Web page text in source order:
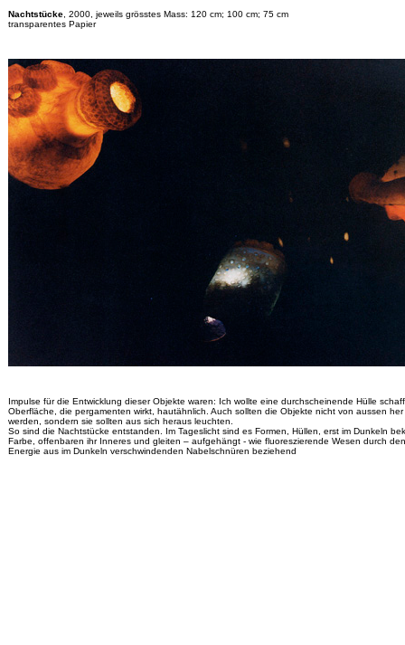
Nachtstücke , 2000, jeweils grösstes Mass: 120 cm; 100 cm; 75 cm
transparentes Papier
Impulse für die Entwicklung dieser Objekte waren: Ich wollte eine durchscheinende Hülle
Oberfläche, die pergamenten wirkt, hautähnlich. Auch sollten die Objekte nicht von aussen
werden, sondern sie sollten aus sich heraus leuchten.
So sind die Nachtstücke entstanden. Im Tageslicht sind es Formen, Hüllen, erst im Dunkeln
Farbe, offenbaren ihr Inneres und gleiten – aufgehängt - wie fluoreszierende Wesen durch
Energie aus im Dunkeln verschwindenden Nabelschnüren beziehend